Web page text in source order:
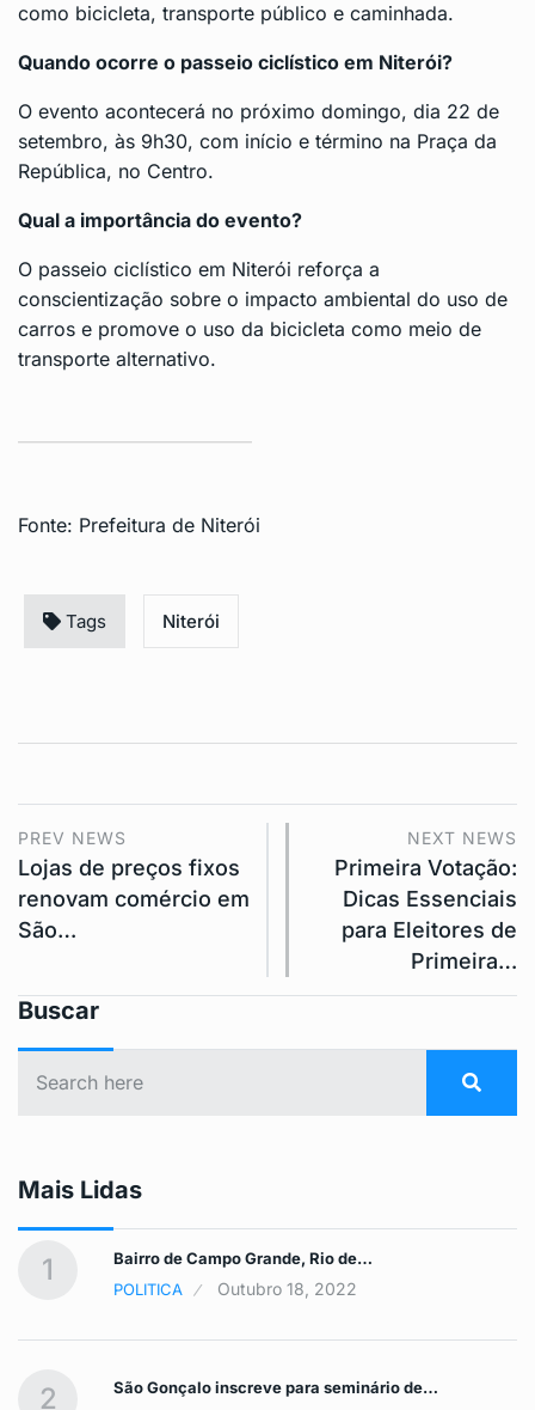
como bicicleta, transporte público e caminhada.
Quando ocorre o passeio ciclístico em Niterói?
O evento acontecerá no próximo domingo, dia 22 de
setembro, às 9h30, com início e término na Praça da
República, no Centro.
Qual a importância do evento?
O passeio ciclístico em Niterói reforça a
conscientização sobre o impacto ambiental do uso de
carros e promove o uso da bicicleta como meio de
transporte alternativo.
Fonte: Prefeitura de Niterói
Tags Niterói
PREV NEWS
Lojas de preços fixos
renovam comércio em
São…
NEXT NEWS
Primeira Votação:
Dicas Essenciais
para Eleitores de
Primeira…
Buscar
Mais Lidas
1
Bairro de Campo Grande, Rio de…
POLITICA
Outubro 18, 2022
2
São Gonçalo inscreve para seminário de…